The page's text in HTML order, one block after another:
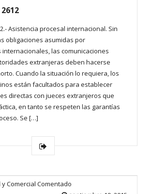
Asistencia procesal internacional. Sin
obligaciones asumidas por
las comunicaciones
extranjeras deben hacerse
Cuando la situación lo requiera, los
están facultados para establecer
directas con jueces extranjeros que
en tanto se respeten las garantías
Se […]
y Comercial Comentado